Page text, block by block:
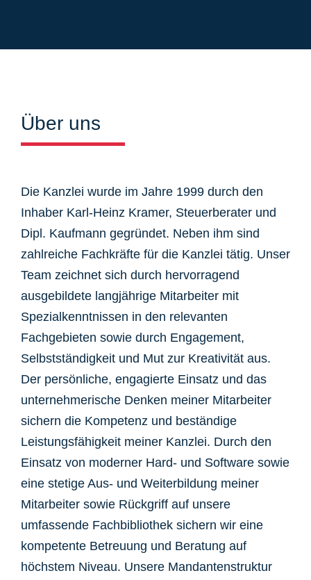
Über uns
Die Kanzlei wurde im Jahre 1999 durch den
Inhaber Karl-Heinz Kramer, Steuerberater und
Dipl. Kaufmann gegründet. Neben ihm sind
zahlreiche Fachkräfte für die Kanzlei tätig. Unser
Team zeichnet sich durch hervorragend
ausgebildete langjährige Mitarbeiter mit
Spezialkenntnissen in den relevanten
Fachgebieten sowie durch Engagement,
Selbstständigkeit und Mut zur Kreativität aus.
Der persönliche, engagierte Einsatz und das
unternehmerische Denken meiner Mitarbeiter
sichern die Kompetenz und beständige
Leistungsfähigkeit meiner Kanzlei. Durch den
Einsatz von moderner Hard- und Software sowie
eine stetige Aus- und Weiterbildung meiner
Mitarbeiter sowie Rückgriff auf unsere
umfassende Fachbibliothek sichern wir eine
kompetente Betreuung und Beratung auf
höchstem Niveau. Unsere Mandantenstruktur